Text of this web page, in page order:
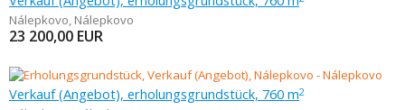
Nálepkovo, Nálepkovo
23 200,00 EUR
Verkauf (Angebot), erholungsgrundstück, 760 m2